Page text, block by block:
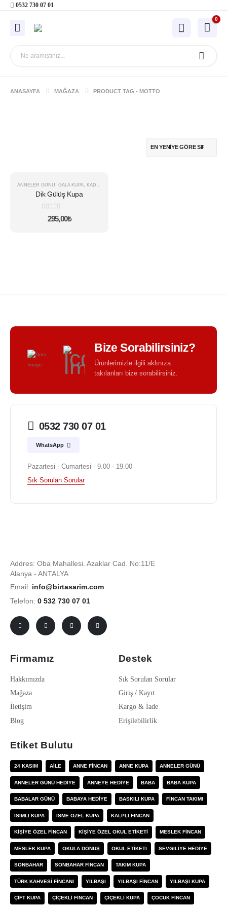
0532 730 07 01
0
ANASAYFA MAĞAZA PRODUCT TAG - MOTTO
ANNELER GÜNÜ GALA KUPA KADINLAR GÜNÜ
Dik Gülüş Kupa
5 üzerinden
295,00₺
Bize Sorabilirsiniz?
Ürünlerimizle ilgili aklınıza
takılanları bize sorabilirsiniz.
0532 730 07 01
WhatsApp
Pazartesi - Cumartesi - 9.00 - 19.00
Sık Sorulan Sorular
Addres: Oba Mahallesi. Azaklar Cad. No:11/E
Alanya - ANTALYA
Email: info@birtasarim.com
Telefon: 0 532 730 07 01
Firmamız
Hakkımızda
Mağaza
İletişim
Blog
Destek
Sık Sorulan Sorular
Giriş / Kayıt
Kargo & İade
Erişilebilirlik
Etiket Bulutu
24 KASIM AILE ANNE FINCAN ANNE KUPA ANNELER GÜNÜ
ANNELER GÜNÜ HEDIYE ANNEYE HEDIYE BABA BABA KUPA
BABALAR GÜNÜ BABAYA HEDIYE BASKILI KUPA FINCAN TAKIMI
ISIMLI KUPA ISME ÖZEL KUPA KALPLI FINCAN
KIŞIYE ÖZEL FINCAN KIŞIYE ÖZEL OKUL ETIKETI MESLEK FINCAN
MESLEK KUPA OKULA DÖNÜŞ OKUL ETIKETI SEVGILIYE HEDIYE
SONBAHAR SONBAHAR FINCAN TAKIM KUPA
TÜRK KAHVESI FINCANI YILBAŞI YILBAŞI FINCAN YILBAŞI KUPA
ÇIFT KUPA ÇIÇEKLI FINCAN ÇIÇEKLI KUPA ÇOCUK FINCAN